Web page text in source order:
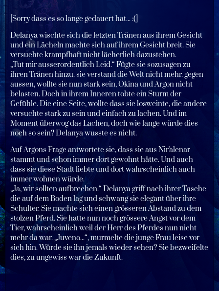
[Sorry dass es so lange gedauert hat... :(]
Delanya wischte sich die letzten Tränen aus ihrem Gesicht
und ein Lächeln machte sich auf ihrem Gesicht breit. Sie
versuchte krampfhaft nicht lächerlich dazustehen.
„Tut mir ausserordentlich Leid.“ Fügte sie sozusagen zu
ihren Tränen hinzu. sie verstand die Welt nicht mehr. gegen
aussen, wollte sie nun stark sein, Okina und Argon nicht
belasten. Doch in ihrem Inneren tobte ein Sturm der
Gefühle. Die eine Seite, wollte dass sie losweinte, die andere
versuchte stark zu sein und einfach zu lachen. Und im
Moment überwog das Lachen, doch wie lange würde dies
noch so sein? Delanya wusste es nicht.
Auf Argons Frage antwortete sie, dass sie aus Nir'alenar
stammt und schon immer dort gewohnt hätte. Und auch
dass sie diese Stadt liebte und dort wahrscheinlich auch
immer wohnen würde.
„Ja, wir sollten aufbrechen.“ Delanya griff nach ihrer Tasche
die auf dem Boden lag und schwang sie elegant über ihre
Schulter. Sie machte sich einen grösseren Abstand zu dem
stolzen Pferd. Sie hatte nun noch grössere Angst vor dem
Tier, wahrscheinlich weil der Herr des Pferdes nun nicht
mehr da war. „Juveno...“, murmelte die junge Frau leise vor
sich hin. Würde sie ihn jemals wieder sehen? Sie bezweifelte
dies, zu ungewiss war die Zukunft.